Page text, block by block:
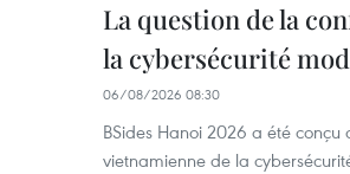
La question de la
la cybersécurité
06/08/2026 08:30
BSides Hanoi 2026 a été
vietnamienne de la